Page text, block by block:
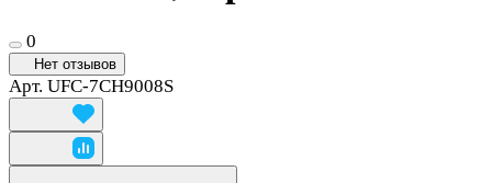
0
Нет отзывов
Арт. UFC-7CH9008S